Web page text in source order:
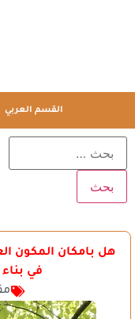
القسم العربي
هل بامكان المكون
في